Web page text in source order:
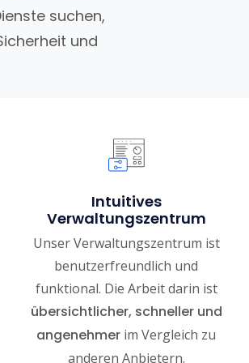
suchen,
und
Intuitives
Verwaltungszentrum
Unser Verwaltungszentrum ist
benutzerfreundlich und
funktional. Die Arbeit darin ist
übersichtlicher, schneller und
angenehmer im Vergleich zu
anderen Anbietern.